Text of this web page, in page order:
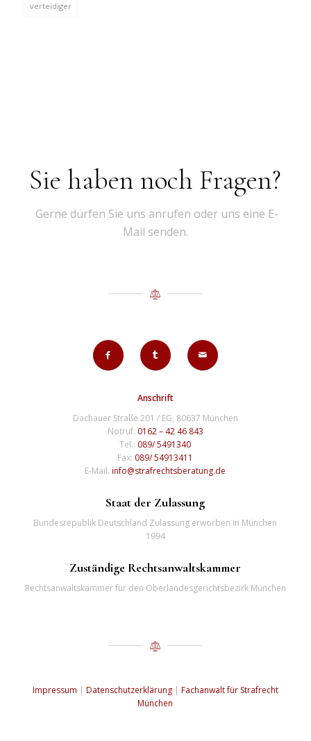
verteidiger
Sie haben noch Fragen?
Gerne dürfen Sie uns anrufen oder uns eine E-
Mail senden.
Anschrift
Dachauer Straße 201 / EG, 80637 München
Notruf: 0162 – 42 46 843
Tel.: 089/ 5491340
Fax: 089/ 54913411
E-Mail:info@strafrechtsberatung.de
Staat der Zulassung
Bundesrepublik Deutschland Zulassung erworben in München
1994
Zuständige Rechtsanwaltskammer
Rechtsanwaltskammer für den Oberlandesgerichtsbezirk München
Impressum | Datenschutzerklärung| Fachanwalt für Strafrecht
München